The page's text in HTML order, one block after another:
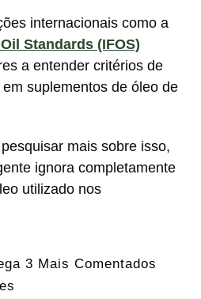
internacionais como a
Standards (IFOS)
a entender critérios de
suplementos de óleo de
mais sobre isso,
ignora completamente
utilizado nos
3 Mais Comentados